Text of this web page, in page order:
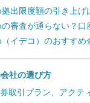
拠出限度額の引き上
の審査が通らない？
（イデコ）のおすすめ
社の選び方
取引プラン、アクテ